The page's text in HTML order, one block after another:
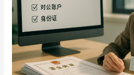
商家社区 社群交
合作共进
入驻有赞 认证代